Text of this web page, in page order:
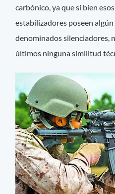
carbónico, ya que si bien
estabilizadores poseen
denominados silenciadores,
últimos ninguna similitud